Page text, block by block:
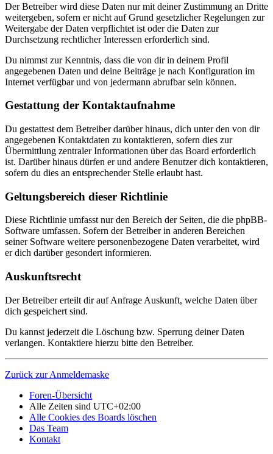
Der Betreiber wird diese Daten nur mit deiner Zustimmung an Dritte
weitergeben, sofern er nicht auf Grund gesetzlicher Regelungen zur
Weitergabe der Daten verpflichtet ist oder die Daten zur
Durchsetzung rechtlicher Interessen erforderlich sind.
Du nimmst zur Kenntnis, dass die von dir in deinem Profil
angegebenen Daten und deine Beiträge je nach Konfiguration im
Internet verfügbar und von jedermann abrufbar sein können.
Gestattung der Kontaktaufnahme
Du gestattest dem Betreiber darüber hinaus, dich unter den von dir
angegebenen Kontaktdaten zu kontaktieren, sofern dies zur
Übermittlung zentraler Informationen über das Board erforderlich
ist. Darüber hinaus dürfen er und andere Benutzer dich kontaktieren,
sofern du dies an entsprechender Stelle erlaubt hast.
Geltungsbereich dieser Richtlinie
Diese Richtlinie umfasst nur den Bereich der Seiten, die die phpBB-
Software umfassen. Sofern der Betreiber in anderen Bereichen
seiner Software weitere personenbezogene Daten verarbeitet, wird
er dich darüber gesondert informieren.
Auskunftsrecht
Der Betreiber erteilt dir auf Anfrage Auskunft, welche Daten über
dich gespeichert sind.
Du kannst jederzeit die Löschung bzw. Sperrung deiner Daten
verlangen. Kontaktiere hierzu bitte den Betreiber.
Zurück zur Anmeldemaske
Foren-Übersicht
Alle Zeiten sind UTC+02:00
Alle Cookies des Boards löschen
Das Team
Kontakt